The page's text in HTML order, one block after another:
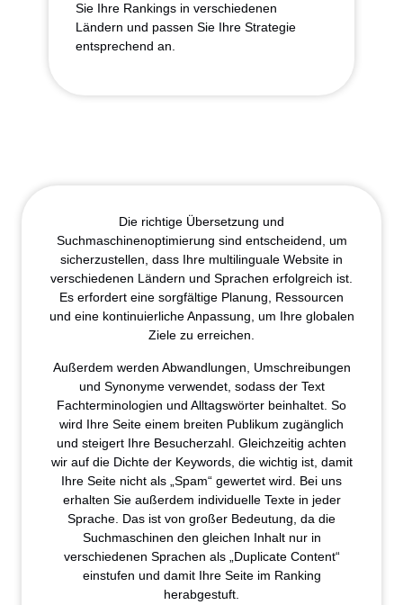
Sie Ihre Rankings in verschiedenen
Ländern und passen Sie Ihre Strategie
entsprechend an.
Die richtige Übersetzung und
Suchmaschinenoptimierung sind entscheidend, um
sicherzustellen, dass Ihre multilinguale Website in
verschiedenen Ländern und Sprachen erfolgreich ist.
Es erfordert eine sorgfältige Planung, Ressourcen
und eine kontinuierliche Anpassung, um Ihre globalen
Ziele zu erreichen.
Außerdem werden Abwandlungen, Umschreibungen
und Synonyme verwendet, sodass der Text
Fachterminologien und Alltagswörter beinhaltet. So
wird Ihre Seite einem breiten Publikum zugänglich
und steigert Ihre Besucherzahl. Gleichzeitig achten
wir auf die Dichte der Keywords, die wichtig ist, damit
Ihre Seite nicht als „Spam“ gewertet wird. Bei uns
erhalten Sie außerdem individuelle Texte in jeder
Sprache. Das ist von großer Bedeutung, da die
Suchmaschinen den gleichen Inhalt nur in
verschiedenen Sprachen als „Duplicate Content“
einstufen und damit Ihre Seite im Ranking
herabgestuft.